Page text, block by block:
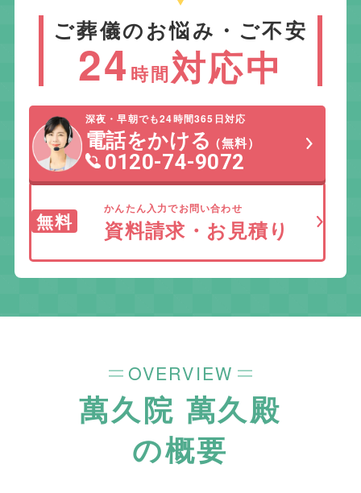
ご葬儀のお悩み・ご不安
24 時間対応中
深夜・早朝でも24時間365日対応
電話をかける（無料）
0120-74-9072
無料
かんたん入力でお問い合わせ
資料請求・お見積り
OVERVIEW
萬久院 萬久殿
の概要